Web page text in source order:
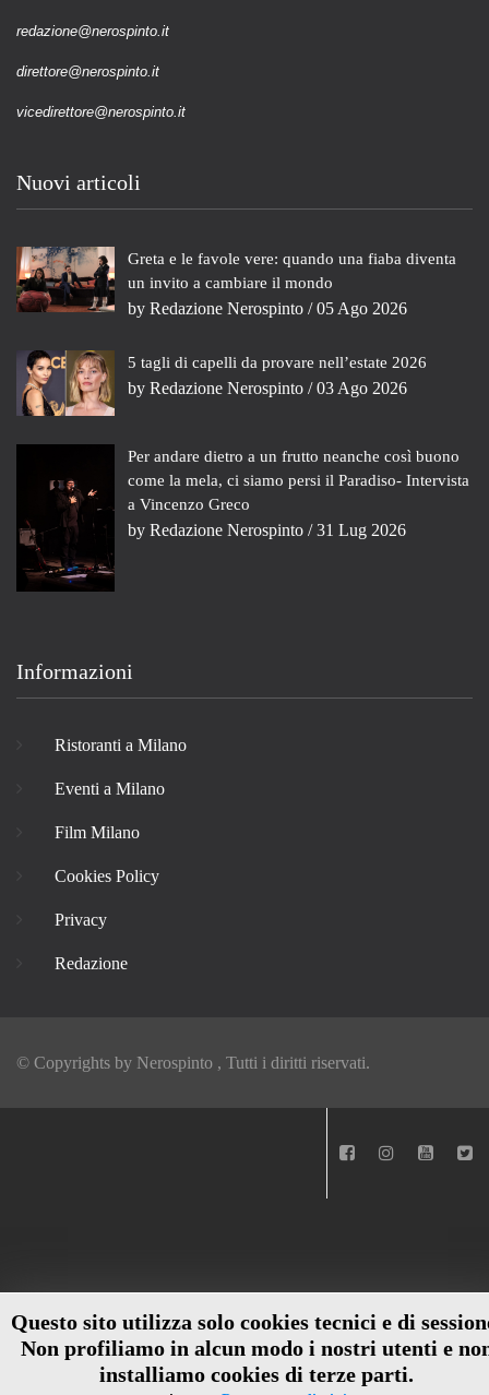
Questo sito utilizza solo cookies tecnici e di
Non profiliamo in alcun modo i nostri utenti e
installiamo cookies di terze parti.
redazione@nerospinto.it
direttore@nerospinto.it
vicedirettore@nerospinto.it
Nuovi articoli
Greta e le favole vere: quando una fiaba diventa
un invito a cambiare il mondo
by Redazione Nerospinto / 05 Ago 2026
5 tagli di capelli da provare nell’estate 2026
by Redazione Nerospinto / 03 Ago 2026
Per andare dietro a un frutto neanche così buono
come la mela, ci siamo persi il Paradiso- Intervista
a Vincenzo Greco
by Redazione Nerospinto / 31 Lug 2026
Informazioni
Ristoranti a Milano
Eventi a Milano
Film Milano
Cookies Policy
Privacy
Redazione
© Copyrights by Nerospinto , Tutti i diritti riservati.